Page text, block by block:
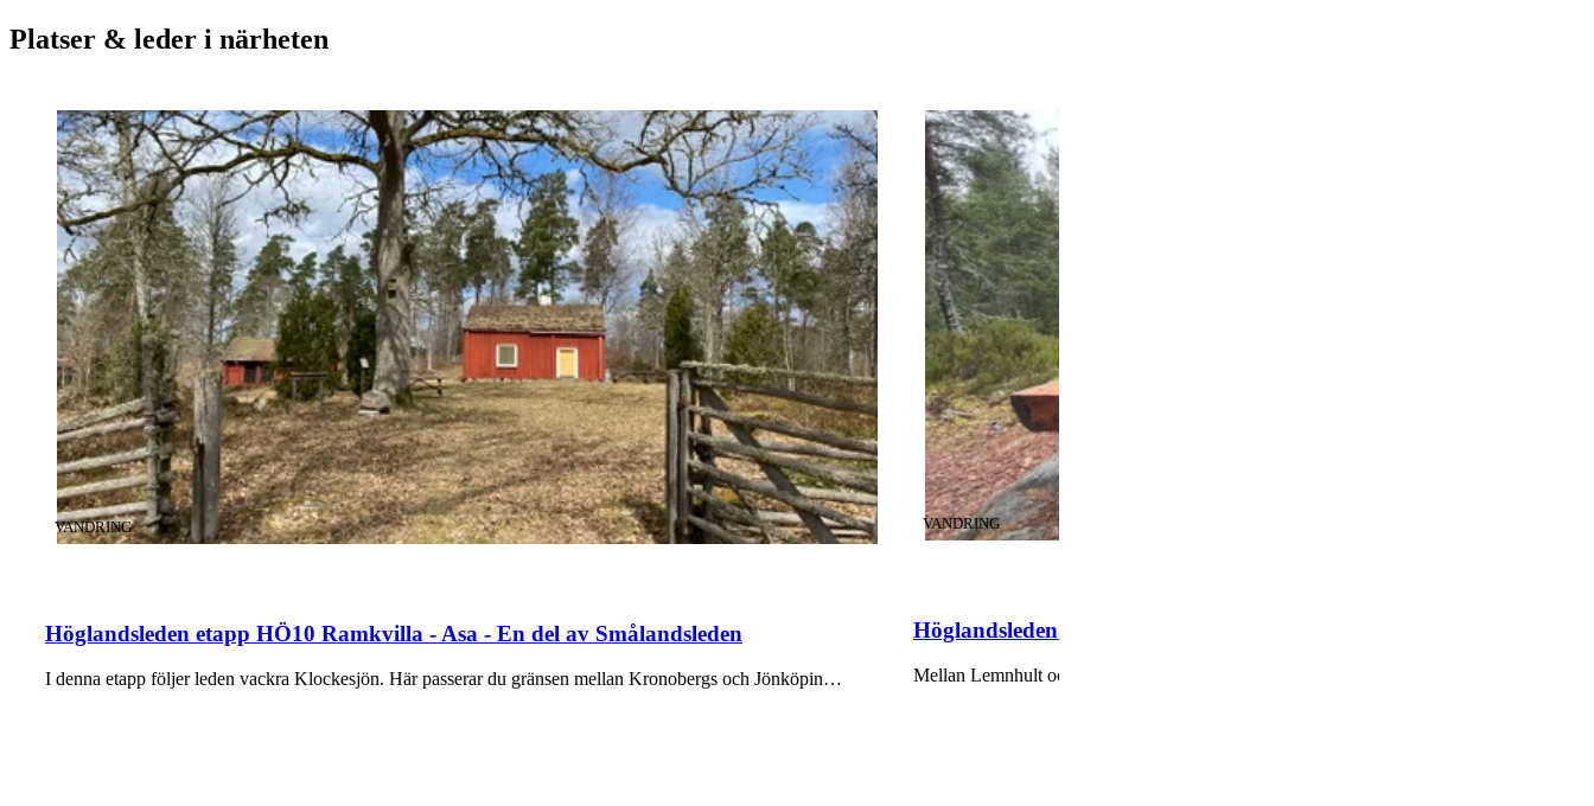
Platser & leder i närheten
Höglandsleden etapp HÖ10 Ramkvilla - Asa - En del av Smålandsleden
KATEGORI:
VANDRING
I denna etapp följer leden vackra Klockesjön. Här passerar du gränsen mellan Kronobergs och Jönköpin…
Höglandsleden etapp HÖ8 Lemnhult - Lindshammar - En del av
KATEGORI:
VANDRING
Mellan Lemnhult och Lindshammar passerar du Stora och Lilla Fly. Här hittar du under